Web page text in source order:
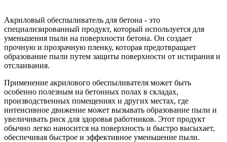
Акриловый обеспыливатель для бетона - это
специализированный продукт, который используется для
уменьшения пыли на поверхности бетона. Он создает
прочную и прозрачную пленку, которая предотвращает
образование пыли путем защиты поверхности от истирания и
отслаивания.
Применение акрилового обеспыливателя может быть
особенно полезным на бетонных полах в складах,
производственных помещениях и других местах, где
интенсивное движение может вызывать образование пыли и
увеличивать риск для здоровья работников. Этот продукт
обычно легко наносится на поверхность и быстро высыхает,
обеспечивая быстрое и эффективное уменьшение пыли.